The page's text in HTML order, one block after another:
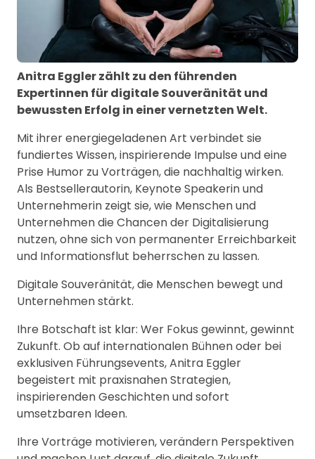
Anitra Eggler zählt zu den führenden
Expertinnen für digitale Souveränität und
bewussten Erfolg in einer vernetzten Welt.
Mit ihrer energiegeladenen Art verbindet sie
fundiertes Wissen, inspirierende Impulse und eine
Prise Humor zu Vorträgen, die nachhaltig wirken.
Als Bestsellerautorin, Keynote Speakerin und
Unternehmerin zeigt sie, wie Menschen und
Unternehmen die Chancen der Digitalisierung
nutzen, ohne sich von permanenter Erreichbarkeit
und Informationsflut beherrschen zu lassen.
Digitale Souveränität, die Menschen bewegt und
Unternehmen stärkt.
Ihre Botschaft ist klar: Wer Fokus gewinnt, gewinnt
Zukunft. Ob auf internationalen Bühnen oder bei
exklusiven Führungsevents, Anitra Eggler
begeistert mit praxisnahen Strategien,
inspirierenden Geschichten und sofort
umsetzbaren Ideen.
Ihre Vorträge motivieren, verändern Perspektiven